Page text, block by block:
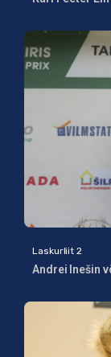
Laskurliit 2
Andrei Inešin